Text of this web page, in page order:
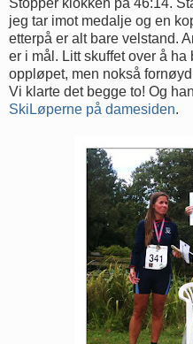
jeg tar imot medalje og en
etterpå er alt bare velstand.
er i mål. Litt skuffet over å
oppløpet, men nokså
Vi klarte det begge to! Og
SkiLøperne på damesiden.